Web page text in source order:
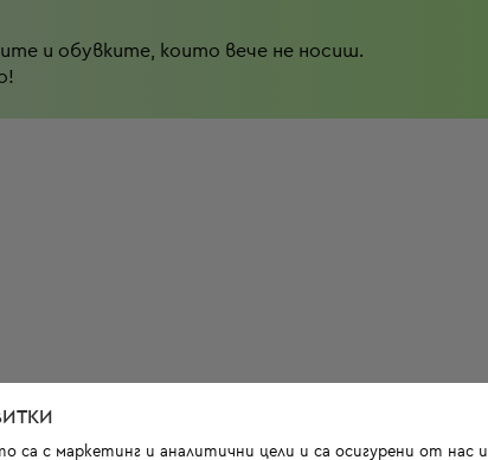
и обувките, които вече не носиш.
са с маркетинг и аналитични цели и са осигурени от нас и